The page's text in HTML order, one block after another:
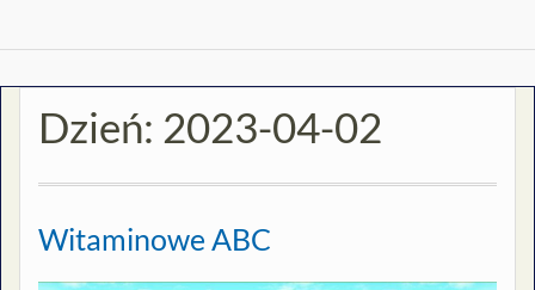
Dzień: 2023-04-02
Witaminowe ABC